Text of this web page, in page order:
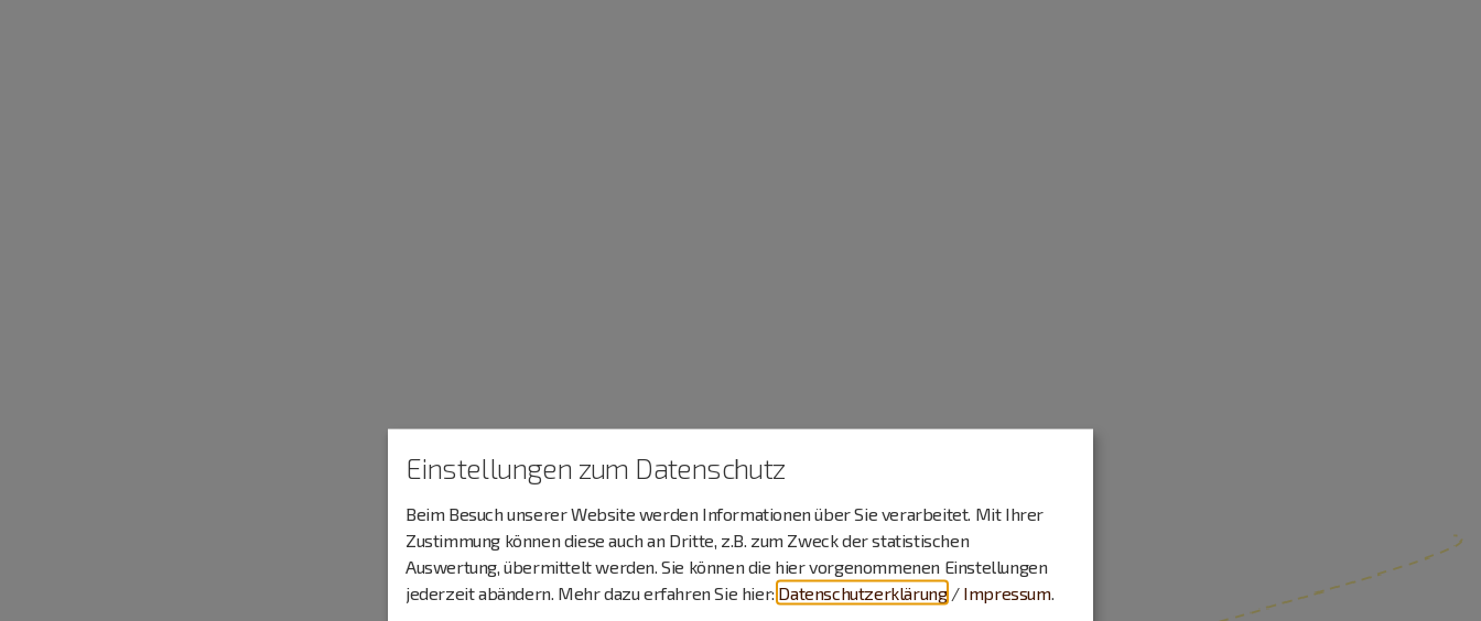
Einstellungen zum Datenschutz
Beim Besuch unserer Website werden Informationen über Sie verarbeitet. Mit Ihrer
Zustimmung können diese auch an Dritte, z.B. zum Zweck der statistischen
Auswertung, übermittelt werden. Sie können die hier vorgenommenen Einstellungen
jederzeit abändern. Mehr dazu erfahren Sie hier: Datenschutzerklärung / Impressum.